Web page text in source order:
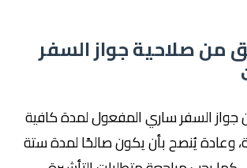
من صلاحية جواز السفر
جواز السفر ساري المفعول لمدة كافية
وعادة يُنصح بأن يكون صالحًا لمدة ستة